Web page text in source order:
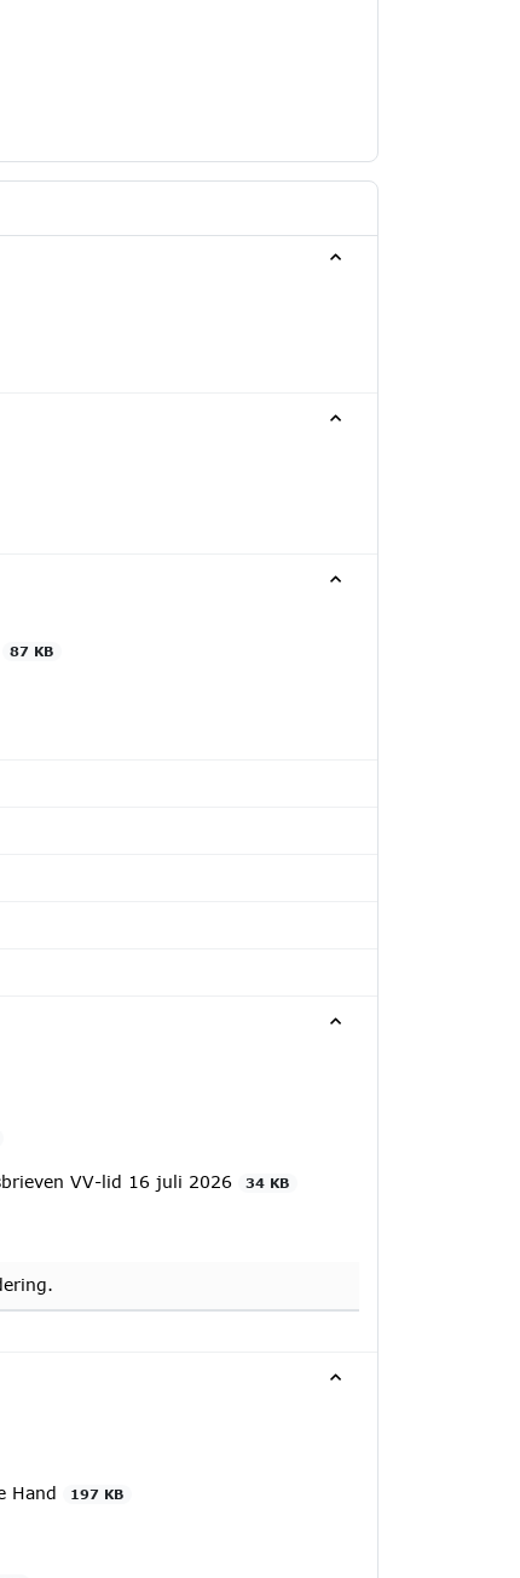
87 KB
VV-lid 16 juli 2026 34 KB
Hand 197 KB